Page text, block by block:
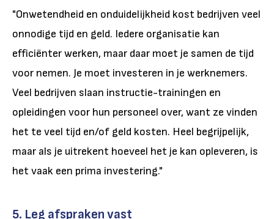
"Onwetendheid en onduidelijkheid kost bedrijven veel
onnodige tijd en geld. Iedere organisatie kan
efficiënter werken, maar daar moet je samen de tijd
voor nemen. Je moet investeren in je werknemers.
Veel bedrijven slaan instructie-trainingen en
opleidingen voor hun personeel over, want ze vinden
het te veel tijd en/of geld kosten. Heel begrijpelijk,
maar als je uitrekent hoeveel het je kan opleveren, is
het vaak een prima investering."
5. Leg afspraken vast